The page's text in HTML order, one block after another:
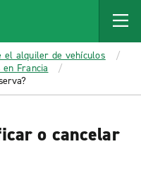
el alquiler de vehículos
Francia
o cancelar